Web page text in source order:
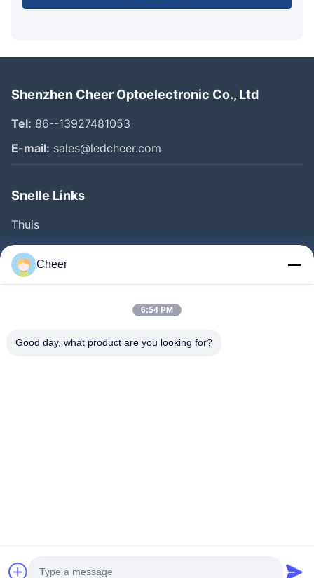
Shenzhen Cheer Optoelectronic Co., Ltd
Tel: 86--13927481053
E-mail: sales@ledcheer.com
Snelle Links
Thuis
Producten
Over Ons
Contacteer Ons
Cheer
6:54 PM
Good day, what product are you looking for?